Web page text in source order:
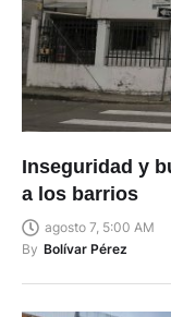
Inseguridad y
a los barrios
agosto 7, 5:00 AM
By Bolívar Pérez